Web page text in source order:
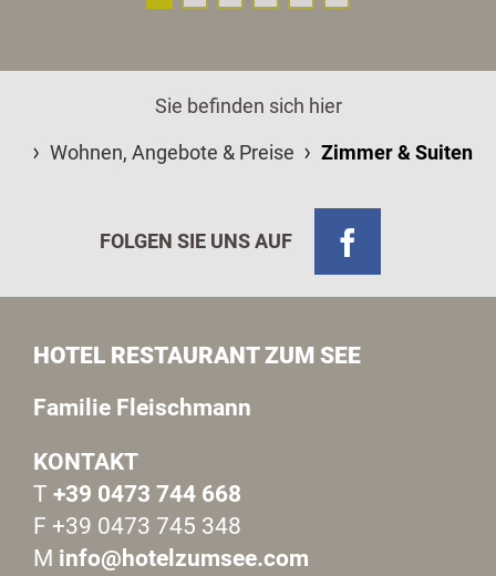
Sie befinden sich hier
Wohnen, Angebote & Preise
Zimmer & Suiten
FOLGEN SIE UNS AUF
HOTEL RESTAURANT ZUM SEE
Familie Fleischmann
KONTAKT
T +39 0473 744 668
F +39 0473 745 348
M info@hotelzumsee.com